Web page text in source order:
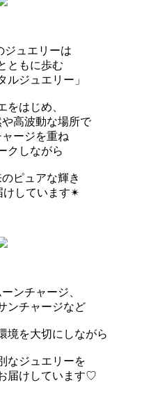
ジュエリーは
ともに歩む
ルジュエリー」
をはじめ、
高波動な場所で
ージを重ね
クしながら
ピュアな輝き
けしています✴︎
ンチャージ、
ンチャージなど
境を大切にしながら
なジュエリーを
届けしています♡